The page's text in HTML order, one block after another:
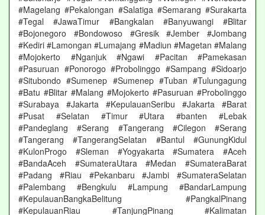
#Magelang #Pekalongan #Salatiga #Semarang #Surakarta
#Tegal #JawaTimur #Bangkalan #Banyuwangi #Blitar
#Bojonegoro #Bondowoso #Gresik #Jember #Jombang
#Kediri #Lamongan #Lumajang #Madiun #Magetan #Malang
#Mojokerto #Nganjuk #Ngawi #Pacitan #Pamekasan
#Pasuruan #Ponorogo #Probolinggo #Sampang #Sidoarjo
#Situbondo #Sumenep #Sumenep #Tuban #Tulungagung
#Batu #Blitar #Malang #Mojokerto #Pasuruan #Probolinggo
#Surabaya #Jakarta #KepulauanSeribu #Jakarta #Barat
#Pusat #Selatan #Timur #Utara #banten #Lebak
#Pandeglang #Serang #Tangerang #Cilegon #Serang
#Tangerang #TangerangSelatan #Bantul #GunungKidul
#KulonProgo #Sleman #Yogyakarta #Sumatera #Aceh
#BandaAceh #SumateraUtara #Medan #SumateraBarat
#Padang #Riau #Pekanbaru #Jambi #SumateraSelatan
#Palembang #Bengkulu #Lampung #BandarLampung
#KepulauanBangkaBelitung #PangkalPinang
#KepulauanRiau #TanjungPinang #Kalimatan